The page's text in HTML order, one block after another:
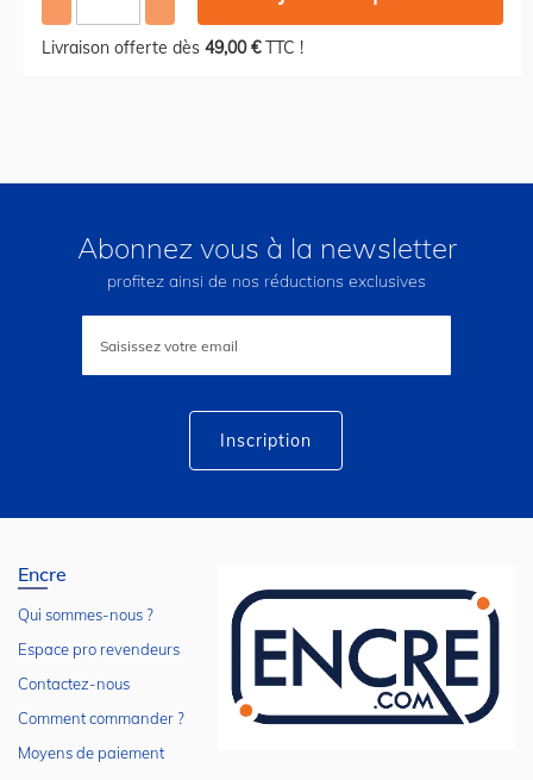
Livraison offerte dès 49,00 €TTC !
Abonnez vous à la newsletter
profitez ainsi de nos réductions exclusives
lettre
Inscription
Encre
Qui sommes-nous ?
Espace pro revendeurs
Contactez-nous
Comment commander ?
Moyens de paiement